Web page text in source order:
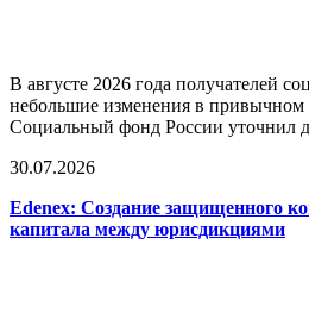
В августе 2026 года получателей
небольшие изменения в привычном
Социальный фонд России уточнил
30.07.2026
Edenex: Создание защищенного
капитала между юрисдикциями